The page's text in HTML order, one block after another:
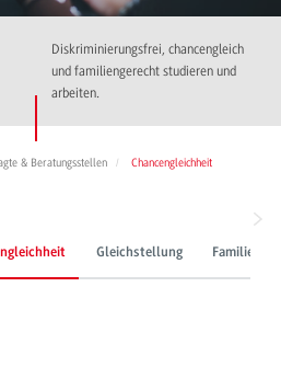
Diskriminierungsfrei, chancengleich
und familiengerecht studieren und
arbeiten.
& Beratungsstellen Chancengleichheit
Gleichstellung